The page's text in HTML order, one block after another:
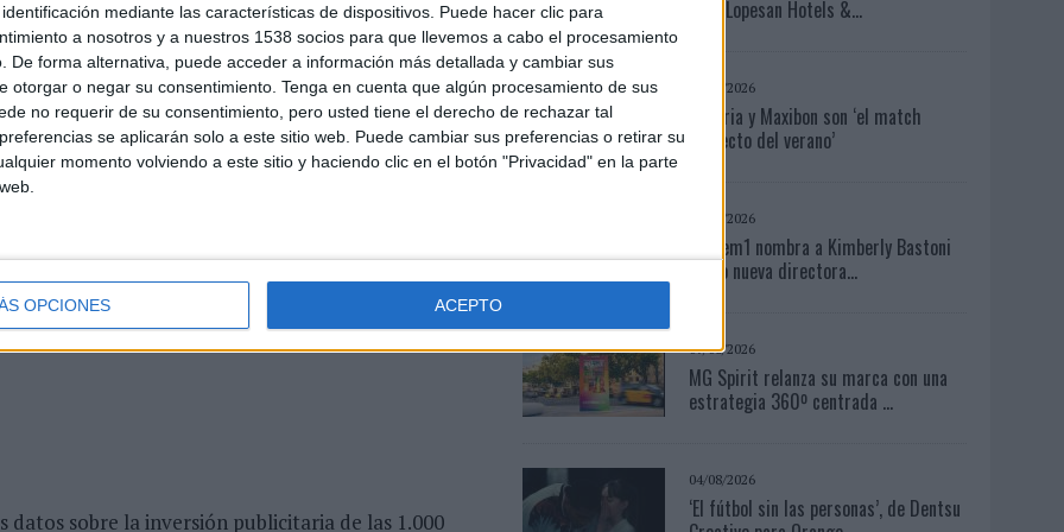
mediante las características de dispositivos. Puede hacer clic para
a nosotros y a nuestros 1538 socios para que llevemos a cabo el procesamiento
De forma alternativa, puede acceder a información más detallada y cambiar sus
otorgar o negar su consentimiento. Tenga en cuenta que algún procesamiento de sus
no requerir de su consentimiento, pero usted tiene el derecho de rechazar tal
se aplicarán solo a este sitio web. Puede cambiar sus preferencias o retirar su
momento volviendo a este sitio y haciendo clic en el botón "Privacidad" en la parte
OPCIONES ACEPTO
de las firmas y se recogen reportajes sobre
relacionadas con este sector tienen su
En este anuario se recogen datos como
los recursos humanos, el equipamiento, control de
y el staff directivo, entre otros.
el sector, donde se hace balance del año y se
de los institutos.
sobre la inversión publicitaria de las 1.000
para Lopesan Hotels &...
04/08/2026
Babaria y Maxibon son ‘el match
perfecto del verano’
06/08/2026
System1 nombra a Kimberly Bastoni
como nueva directora...
07/08/2026
MG Spirit relanza su marca con una
estrategia 360º centrada ...
04/08/2026
‘El fútbol sin las personas’, de Dentsu